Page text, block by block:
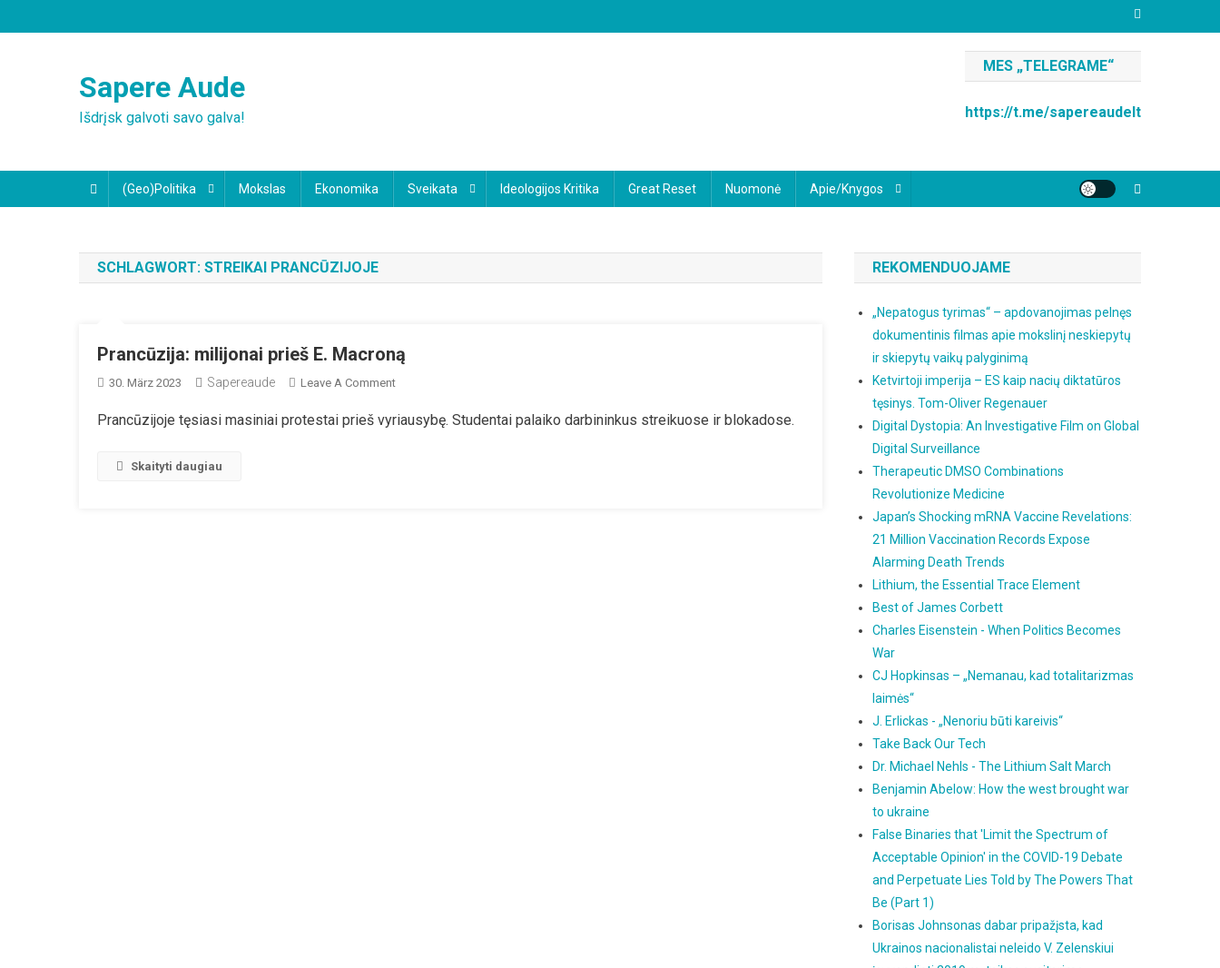
to
Sapere Aude
Išdrįsk galvoti savo galva!
MES „TELEGRAME“
https://t.me/sapereaudelt
(Geo)Politika Mokslas Ekonomika Sveikata Ideologijos Kritika Great Reset Nuomonė Apie/knygos
SCHLAGWORT: STREIKAI PRANCŪZIJOJE
Prancūzija: milijonai prieš E. Macroną
30. März 2023 Sapereaude Leave A CommentOn
Milijonai
Prancūzijoje tęsiasi masiniai protestai prieš vyriausybę. Studentai palaiko darbininkus streikuose ir blokadose.
Skaityti daugiau
REKOMENDUOJAME
„Nepatogus tyrimas“ – apdovanojimas pelnęs
dokumentinis filmas apie mokslinį neskiepytų
ir skiepytų vaikų palyginimą
Ketvirtoji imperija – ES kaip nacių diktatūros
tęsinys. Tom-Oliver Regenauer
Digital Dystopia: An Investigative Film on Global
Digital Surveillance
Therapeutic DMSO Combinations
Revolutionize Medicine
Japan’s Shocking mRNA Vaccine Revelations:
21 Million Vaccination Records Expose
Alarming Death Trends
Lithium, the Essential Trace Element
Best of James Corbett
Charles Eisenstein - When Politics Becomes
War
CJ Hopkinsas – „Nemanau, kad totalitarizmas
laimės“
J. Erlickas - „Nenoriu būti kareivis“
Take Back Our Tech
Dr. Michael Nehls - The Lithium Salt March
Benjamin Abelow: How the west brought war
to ukraine
False Binaries that 'Limit the Spectrum of
Acceptable Opinion' in the COVID-19 Debate
and Perpetuate Lies Told by The Powers That
Be (Part 1)
Borisas Johnsonas dabar pripažįsta, kad
Ukrainos nacionalistai neleido V. Zelenskiui